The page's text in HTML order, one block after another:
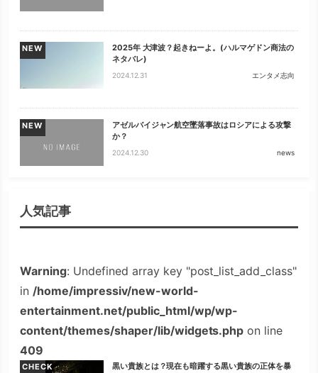
NEW
2025年 大津波？起きねーよ。(ハルマゲドン商法の
ネタバレ)
2024.12.31 エンタメ志向
NEW
アゼルバイジャン航空墜落事故はロシアによる攻撃
か？
2024.12.30 news
人気記事
Warning: Undefined array key "post_list_add_class"
in /home/impressiv/new-world-
entertainment.net/public_html/wp/wp-
content/themes/shaper/lib/widgets.php on line
409
CHECK
黒い貴族とは？現在も暗躍する黒い貴族の正体を暴